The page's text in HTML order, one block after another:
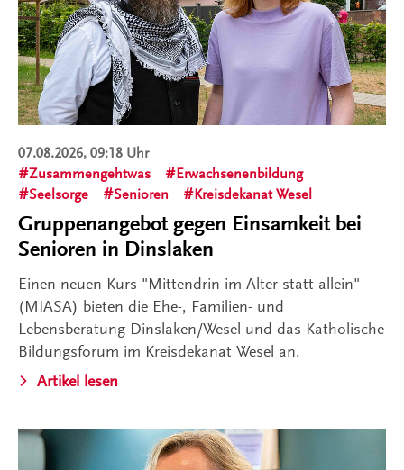
07.08.2026, 09:18 Uhr
Zusammengehtwas
Erwachsenenbildung
Seelsorge
Senioren Kreisdekanat Wesel
Gruppenangebot gegen Einsamkeit bei
Senioren in Dinslaken
Einen neuen Kurs "Mittendrin im Alter statt allein"
(MIASA) bieten die Ehe-, Familien- und
Lebensberatung Dinslaken/Wesel und das Katholische
Bildungsforum im Kreisdekanat Wesel an.
Artikel lesen